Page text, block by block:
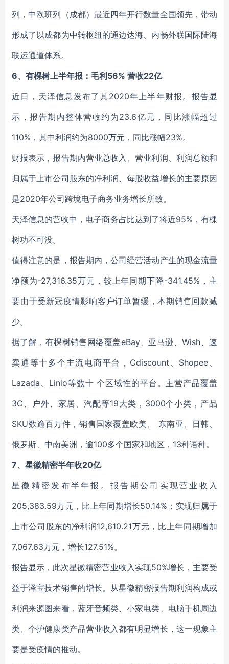
列，中欧班列（成都）最近四年开行数量全国领先，带动
形成了以成都为中转枢纽的通边达海、内畅外联国际陆海
联运通道体系。
6、有棵树上半年报：毛利56% 营收22亿
近日，天泽信息发布了其2020年上半年财报。报告显
示，报告期内整体营收约为23.6亿元，同比涨幅超过
110%，其中利润约为8000万元，同比涨幅23%。
财报表示，报告期内营业总收入、营业利润、利润总额和
归属于上市公司股东的净利润、每股收益增长的主要原因
是2020年公司跨境电子商务业务增长所致。
天泽信息的营收中，电子商务占比达到了将近95%，有棵
树功不可没。
值得注意的是，报告期内，公司经营活动产生的现金流量
净额为-27,316.35万元，较上年同期下降-341.45%，主
要由于受新冠疫情影响客户订单暂缓，本期销售回款减
少。
据了解，有棵树销售网络覆盖eBay、亚马逊、Wish、速
卖通等十多个主流电商平台，Cdiscount、Shopee、
Lazada、Linio等数十 个区域性的平台。主营产品覆盖
3C、户外、家居、汽配等19大类，3000个小类，产品
SKU数逾百万件，销售国家覆盖欧美、 东南亚、日韩、
俄罗斯、中南美洲，逾100多个国家和地区，13种语种。
7、星徽精密半年收20亿
星徽精密发布半年报。报告期公司实现营业收入
205,383.59万元，比上年同期增长50.14%；实现归属于
上市公司股东的净利润12,610.21万元，比上年同期增加
7,067.63万元，增长127.51%。
报告显示，此次星徽精密营业收入实现50%增长，主要受
益于泽宝技术销售的增长。从星徽精密报告期利润构成或
利润来源图来看，蓝牙音频类、小家电类、电脑手机周边
类、个护健康类产品营业收入都有明显增长，这一现象主
要是受疫情的推动。